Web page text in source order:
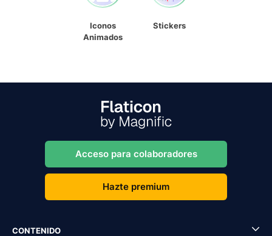
Iconos
Animados
Stickers
Acceso para colaboradores
Hazte premium
CONTENIDO